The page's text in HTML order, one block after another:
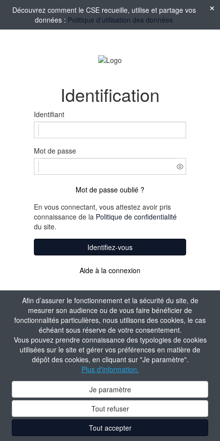
Afin d’assurer le fonctionnement et la sécurité du site, de
mesurer son audience ou de vous faire bénéficier de
fonctionnalités particulières, nous utilisons des cookies, le cas
échéant sous réserve de votre consentement.
Vous pouvez prendre connaissance des typologies de cookies
utilisées sur le site et gérer vos préférences en matière de
dépôt des cookies, en cliquant sur "Je paramètre".
Plus d'information.
Je paramètre
Tout refuser
Tout accepter
Découvrez comment le CSE recueille, utilise et partage vos
données : Politique d'utilisation des données
Identification
Identifiant
Mot de passe
Mot de passe oublié ?
En vous connectant, vous attestez avoir pris
connaissance de la Politique de confidentialité
du site.
Identifiez-vous
Aide à la connexion